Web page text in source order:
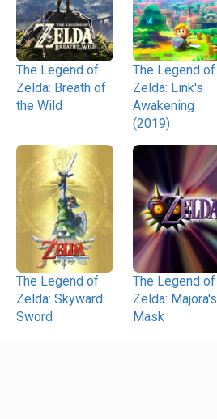
The Legend of
Zelda: Breath of
the Wild
The Legend of
Zelda: Link's
Awakening
(2019)
The Legend of
Zelda: Skyward
Sword
The Legend of
Zelda: Majora's
Mask